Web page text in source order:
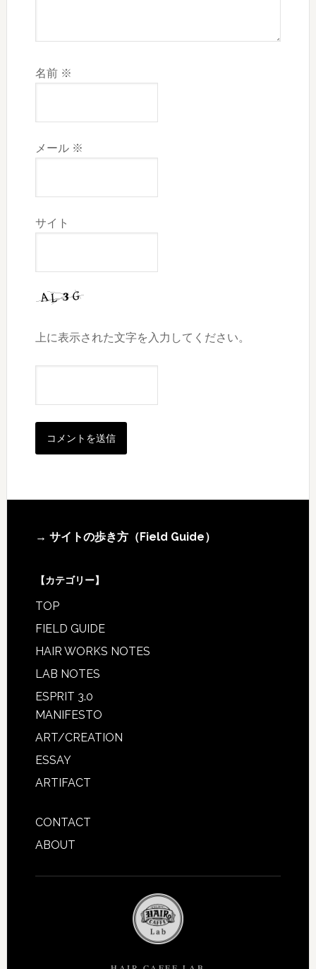
名前 ※
メール ※
サイト
上に表示された文字を入力してください。
Footer
→ サイトの歩き方（Field Guide）
【カテゴリー】
TOP
FIELD GUIDE
HAIR WORKS NOTES
LAB NOTES
ESPRIT 3.0
MANIFESTO
ART/CREATION
ESSAY
ARTIFACT
CONTACT
ABOUT